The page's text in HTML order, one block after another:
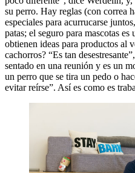
su perro. Hay reglas (con correa
especiales para acurrucarse
patas; el seguro para mascotas
obtienen ideas para productos al
cachorros? “Es tan
sentado en una reunión y es un
un perro que se tira un pedo o
evitar reírse”. Así es como es